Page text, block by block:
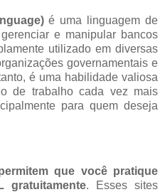
é uma linguagem de
e manipular bancos
utilizado em diversas
governamentais e
é uma habilidade valiosa
de trabalho cada vez mais
para quem deseja
que você pratique
gratuitamente.
Esses sites